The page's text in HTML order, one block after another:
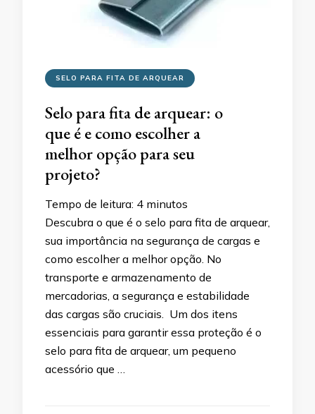
SELO PARA FITA DE ARQUEAR
Selo para fita de arquear: o
que é e como escolher a
melhor opção para seu
projeto?
Tempo de leitura: 4 minutos
Descubra o que é o selo para fita de arquear,
sua importância na segurança de cargas e
como escolher a melhor opção. No
transporte e armazenamento de
mercadorias, a segurança e estabilidade
das cargas são cruciais. Um dos itens
essenciais para garantir essa proteção é o
selo para fita de arquear, um pequeno
acessório que …